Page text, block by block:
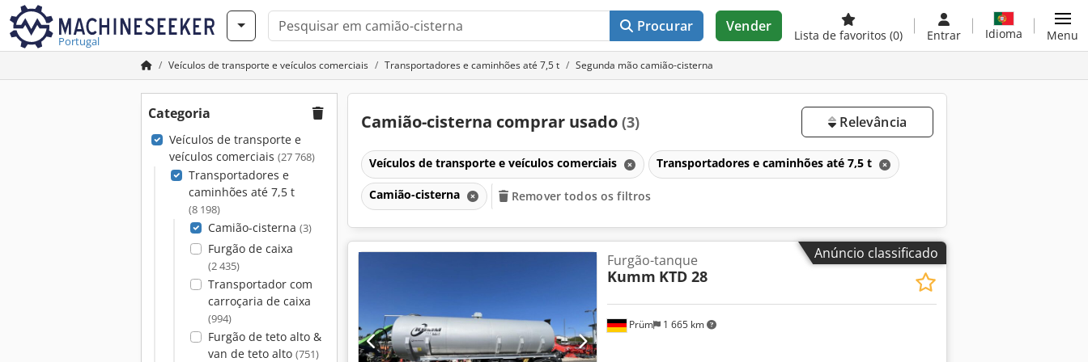
Portugal
Procurar Vender
Lista de favoritos (0) Entrar Idioma Menu
Veículos de transporte e veículos comerciais Transportadores e caminhões até 7,5 t Segunda mão camião-cisterna
Categoria
Veículos de transporte e
veículos comerciais (27 768)
Transportadores e
caminhões até 7,5 t
(8 198)
Camião-cisterna (3)
Furgão de caixa
(2 435)
Transportador com
carroçaria de caixa
(994)
Furgão de teto alto &
van de teto alto (751)
Camião-cisterna comprar usado (3) Relevância
Veículos de transporte e veículos comerciais Transportadores e caminhões até 7,5 t
Camião-cisterna Remover todos os filtros
Anúncio classificado
Prüm 1 665 km
Furgão-tanque
Kumm KTD 28